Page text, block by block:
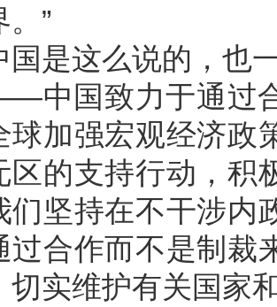
”
这么说的，也一
国致力于通过合
球加强宏观经济政
区的支持行动，积
们坚持在不干涉内
过合作而不是制裁
切实维护有关国家